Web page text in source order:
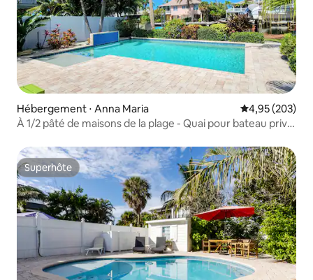
Hébergement ⋅ Anna Maria Évaluation
4,95 (203)
À 1/2 pâté de maisons de la plage - Quai pour bateau privé
Superhôte
Superhôte